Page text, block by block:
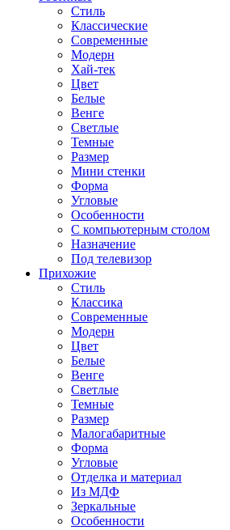
Стиль
Классические
Современные
Модерн
Хай-тек
Цвет
Белые
Венге
Светлые
Темные
Размер
Мини стенки
Форма
Угловые
Особенности
С компьютерным столом
Назначение
Под телевизор
Прихожие
Стиль
Классика
Современные
Модерн
Цвет
Белые
Венге
Светлые
Темные
Размер
Малогабаритные
Форма
Угловые
Отделка и материал
Из МДФ
Зеркальные
Особенности